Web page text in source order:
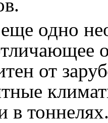
одно
от
в